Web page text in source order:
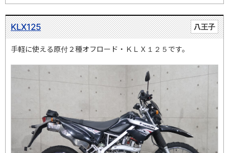
八王子
KLX125
手軽に使える原付２種オフロード・ＫＬＸ１２５です。